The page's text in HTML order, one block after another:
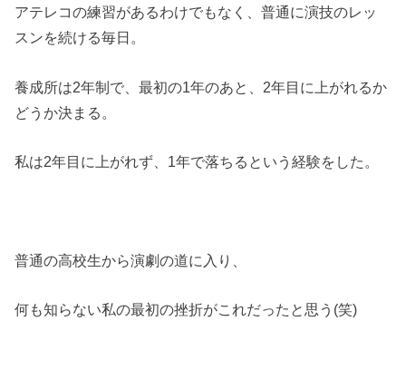
アテレコの練習があるわけでもなく、普通に演技のレッ
スンを続ける毎日。
養成所は2年制で、最初の1年のあと、2年目に上がれるか
どうか決まる。
私は2年目に上がれず、1年で落ちるという経験をした。
普通の高校生から演劇の道に入り、
何も知らない私の最初の挫折がこれだったと思う(笑)